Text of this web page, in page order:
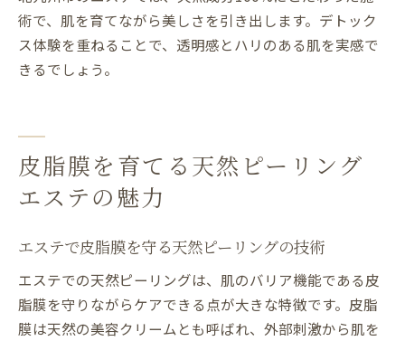
術で、肌を育てながら美しさを引き出します。デトック
ス体験を重ねることで、透明感とハリのある肌を実感で
きるでしょう。
皮脂膜を育てる天然ピーリング
エステの魅力
エステで皮脂膜を守る天然ピーリングの技術
エステでの天然ピーリングは、肌のバリア機能である皮
脂膜を守りながらケアできる点が大きな特徴です。皮脂
膜は天然の美容クリームとも呼ばれ、外部刺激から肌を